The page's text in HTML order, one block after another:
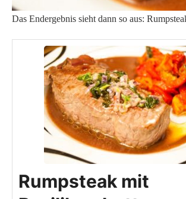
Das Endergebnis sieht dann so aus:
Rumpsteak mit